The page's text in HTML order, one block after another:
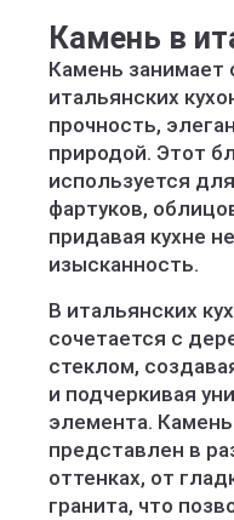
Камень в
Камень занимает
итальянских
прочность,
природой. Этот
используется
фартуков,
придавая кухне
изысканность.
В итальянских
сочетается с
стеклом,
и подчеркивая
элемента.
представлен в
оттенках, от
гранита, что